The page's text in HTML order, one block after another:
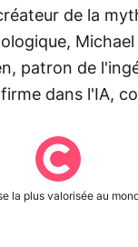
de la
Michael
patron de
dans l'IA,
la plus valorisée au